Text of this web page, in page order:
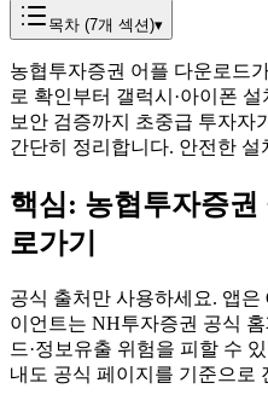
목차 (7개 섹션)▾
농협투자증권 어플 다운로드
로 확인부터 갤럭시·아이폰
보안 검증까지 초중급 투자자
간단히 정리합니다. 안전한 설
핵심: 농협투자증
로가기
공식 출처만 사용하세요. 앱은
이언트는 NH투자증권 공식
드·정보유출 위험을 피할 수
내도 공식 페이지를 기준으로